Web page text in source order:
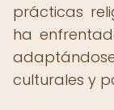
prácticas
ha
culturales y